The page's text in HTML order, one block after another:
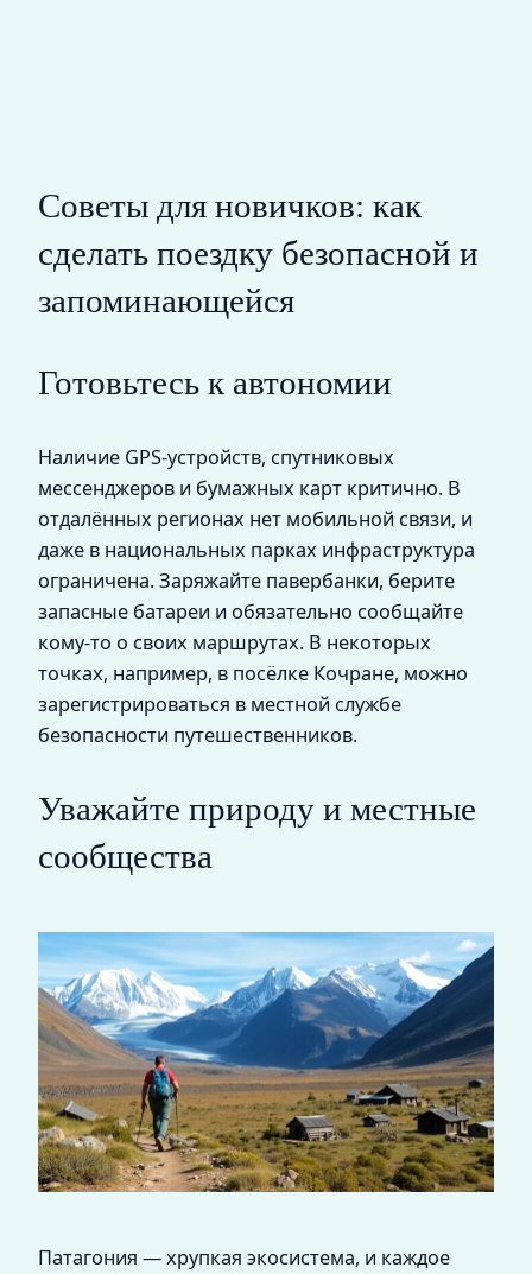
Советы для новичков: как
сделать поездку безопасной и
запоминающейся
Готовьтесь к автономии
Наличие GPS-устройств, спутниковых
мессенджеров и бумажных карт критично. В
отдалённых регионах нет мобильной связи, и
даже в национальных парках инфраструктура
ограничена. Заряжайте павербанки, берите
запасные батареи и обязательно сообщайте
кому-то о своих маршрутах. В некоторых
точках, например, в посёлке Кочране, можно
зарегистрироваться в местной службе
безопасности путешественников.
Уважайте природу и местные
сообщества
Патагония — хрупкая экосистема, и каждое